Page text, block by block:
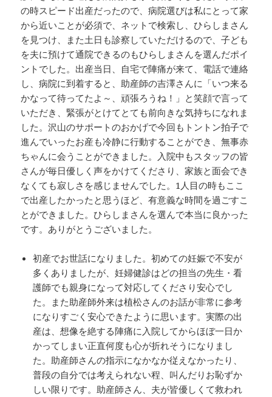
の時スピード出産だったので、病院選びは私にとって家
から近いことが必須で、ネットで検索し、ひらしまさん
を見つけ、また土日も診察していただけるので、子ども
を夫に預けて通院できるのもひらしまさんを選んだポイ
ントでした。出産当日、自宅で陣痛が来て、電話で連絡
し、病院に到着すると、助産師の吉澤さんに「いつ来る
かなって待ってたよ～、頑張ろうね！」と笑顔で言って
いただき、緊張がとけてとても前向きな気持ちになれま
した。沢山のサポートのおかげで今回もトントン拍子で
進んでいったお産も冷静に行動することができ、無事赤
ちゃんに会うことができました。入院中もスタッフの皆
さんが毎日優しく声をかけてくださり、家族と面会でき
なくても寂しさを感じませんでした。1人目の時もここ
で出産したかったと思うほど、有意義な時間を過ごすこ
とができました。ひらしまさんを選んで本当に良かった
です。ありがとうございました。
初産でお世話になりました。初めての妊娠で不安が
多くありましたが、妊婦健診はどの担当の先生・看
護師でも親身になって対応してくださり安心でし
た。また助産師外来は植松さんのお話が非常に参考
になりすごく安心できたように思います。実際の出
産は、想像を絶する陣痛に入院してからほぼ一日か
かってしまい正直何度も心が折れそうになりまし
た。助産師さんの指示になかなか従えなかったり、
普段の自分では考えられない程、叫んだりお恥ずか
しい限りです。助産師さん、夫が皆優しくて救われ